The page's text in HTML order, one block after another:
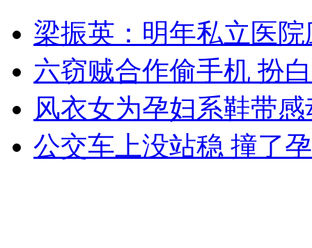
山西运城恶犬咬伤多人 警民合力深夜将其击毙
女孩北京地铁殴打老人 痛下狠手拳打脚踢
无痛分娩是否安全 医生回应
梁振英：明年私立医
六窃贼合作偷手机 扮
风衣女为孕妇系鞋带
公交车上没站稳 撞了